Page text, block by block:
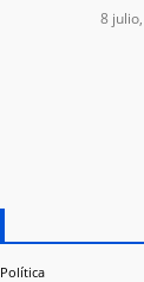
8
Política